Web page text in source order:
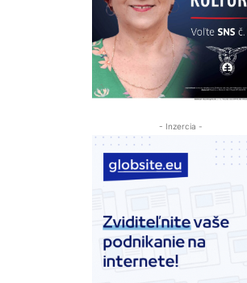
- Inzercia -